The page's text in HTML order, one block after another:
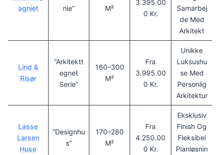
Agniet
Nie”
M²
3.395.00
0 Kr.
Samarbej
De Med
Arkitekt
Lind &
Risør
“Arkitektt
Egnet
Serie”
160–300
M²
Fra
3.995.00
0 Kr.
Unikke
Luksushu
Se Med
Personlig
Arkitektur
Lasse
Larsen
Huse
“Designhu
S”
170–280
M²
Fra
4.250.00
0 Kr.
Eksklusiv
Finish Og
Fleksibel
Planløsnin